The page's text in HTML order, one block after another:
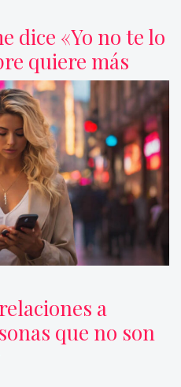
dice «Yo no te lo
quiere más
a
que no son